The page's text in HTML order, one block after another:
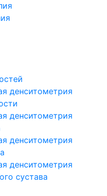
денситометрия
денситометрия
денситометрия
денситометрия
сустава